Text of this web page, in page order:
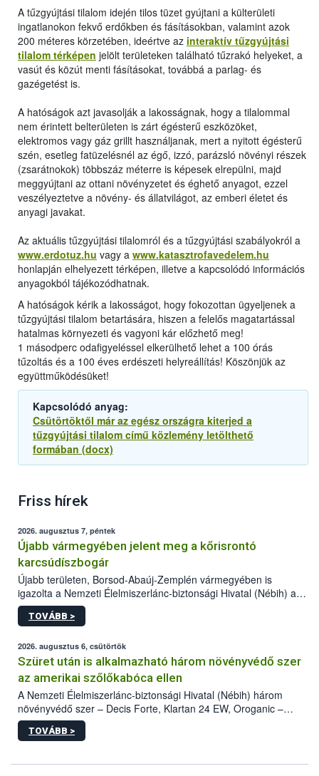
A tűzgyújtási tilalom idején tilos tüzet gyújtani a külterületi
ingatlanokon fekvő erdőkben és fásításokban, valamint azok
200 méteres körzetében, ideértve az interaktív tűzgyújtási
tilalom térképen jelölt területeken található tűzrakó helyeket, a
vasút és közút menti fásításokat, továbbá a parlag- és
gazégetést is.
A hatóságok azt javasolják a lakosságnak, hogy a tilalommal
nem érintett belterületen is zárt égésterű eszközöket,
elektromos vagy gáz grillt használjanak, mert a nyitott égésterű
szén, esetleg fatüzelésnél az égő, izzó, parázsló növényi részek
(zsarátnokok) többszáz méterre is képesek elrepülni, majd
meggyújtani az ottani növényzetet és éghető anyagot, ezzel
veszélyeztetve a növény- és állatvilágot, az emberi életet és
anyagi javakat.
Az aktuális tűzgyújtási tilalomról és a tűzgyújtási szabályokról a
www.erdotuz.hu vagy a www.katasztrofavedelem.hu
honlapján elhelyezett térképen, illetve a kapcsolódó információs
anyagokból tájékozódhatnak.
A hatóságok kérik a lakosságot, hogy fokozottan ügyeljenek a
tűzgyújtási tilalom betartására, hiszen a felelős magatartással
hatalmas környezeti és vagyoni kár előzhető meg!
1 másodperc odafigyeléssel elkerülhető lehet a 100 órás
tűzoltás és a 100 éves erdészeti helyreállítás! Köszönjük az
együttműködésüket!
Kapcsolódó anyag:
Csütörtöktől már az egész országra kiterjed a
tűzgyújtási tilalom című közlemény letölthető
formában (docx)
Friss hírek
2026. augusztus 7, péntek
Újabb vármegyében jelent meg a kőrisrontó
karcsúdíszbogár
Újabb területen, Borsod-Abaúj-Zemplén vármegyében is
igazolta a Nemzeti Élelmiszerlánc-biztonsági Hivatal (Nébih) a
kőrisrontó karcsúdíszbogár (Agrilus planipennis) jelenlétét. A
kártevőt nem csak színcsapdában találták meg, de már fertőzött
az intenzív felderítést, emellett az intézkedéseket a szlovák
hatósággal is összehangolják a terjedés megállítása érdekében.
TOVÁBB >
2026. augusztus 6, csütörtök
Szüret után is alkalmazható három növényvédő szer
az amerikai szőlőkabóca ellen
A Nemzeti Élelmiszerlánc-biztonsági Hivatal (Nébih) három
növényvédő szer – Decis Forte, Klartan 24 EW, Oroganic –
engedélyokiratát módosította, így azok a szüretet követően,
egészen a vesszőérettség (BBCH 91) stádiumáig
érésű szőlőkben is legyen lehetőség a károsító elleni további
TOVÁBB >